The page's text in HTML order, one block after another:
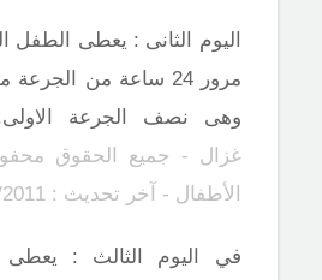
اليوم الثانى : يعطى الطفل
مرور 24 ساعة من
وهى نصف الجرعة
غزال - جميع الحقوق
الأطفال - آخر تحديث : 10/1/2011
في اليوم الثالث : يعطى